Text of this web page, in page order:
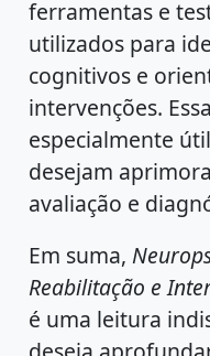
ferramentas e
utilizados para
cognitivos e
intervenções.
especialmente
desejam
avaliação e
Em suma,
Reabilitação e
é uma leitura